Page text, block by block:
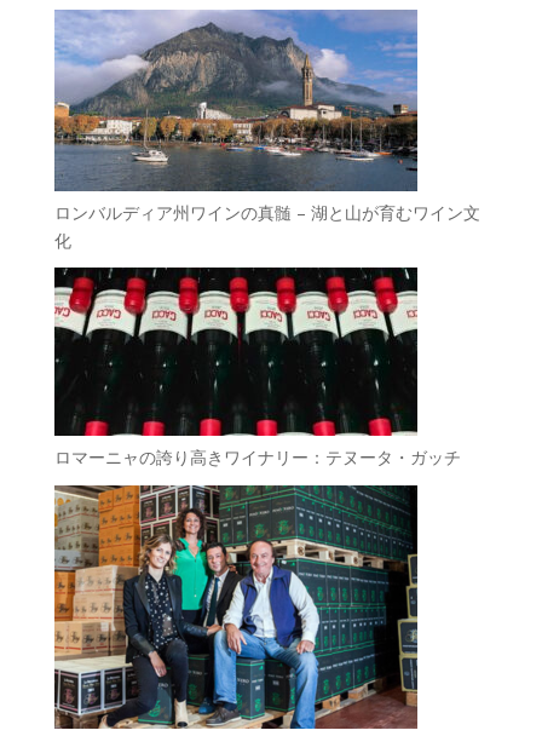
ロンバルディア州ワインの真髄 – 湖と山が育むワイン文
化
ロマーニャの誇り高きワイナリー：テヌータ・ガッチ